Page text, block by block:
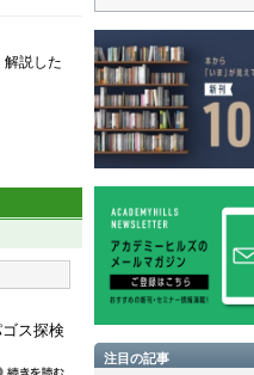
解説した
ス探検
注目の記事